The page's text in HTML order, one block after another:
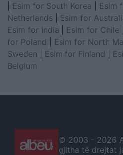
Esim for South Korea Esim
Netherlands
Esim for
Esim for India
Esim for Chile
for Poland
Esim for North
Sweden
Esim for Finland
Belgium
© 2003 - 2026
gjitha të drejtat